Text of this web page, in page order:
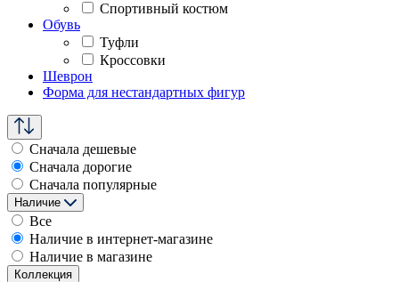
Спортивный костюм
Обувь
Туфли
Кроссовки
Шеврон
Форма для нестандартных фигур
Сначала дешевые
Сначала дорогие
Сначала популярные
Наличие
Все
Наличие в интернет-магазине
Наличие в магазине
Коллекция